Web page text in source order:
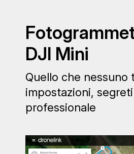
DJI Mini
Quello che nessuno
impostazioni,
professionale